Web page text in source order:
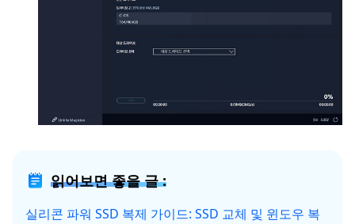
읽어보면 좋을 글 :
실리콘 파워 SSD 복제 가이드: SSD 교체 및 윈도우 복